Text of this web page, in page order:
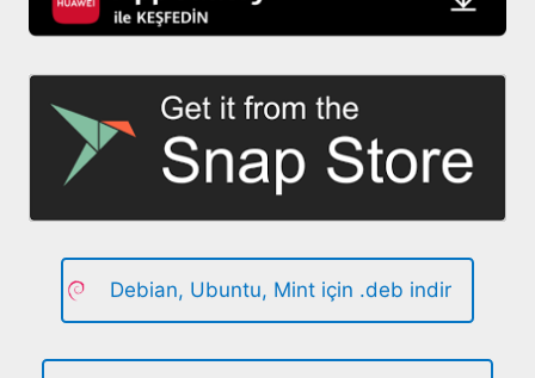
Debian, Ubuntu, Mint için .deb indir